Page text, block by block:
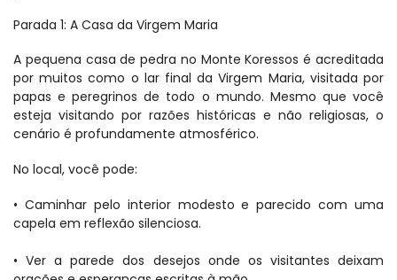
Parada 1: A Casa da Virgem Maria
A pequena casa de pedra no Monte Koressos é acreditada
por muitos como o lar final da Virgem Maria, visitada por
papas e peregrinos de todo o mundo. Mesmo que você
esteja visitando por razões históricas e não religiosas, o
cenário é profundamente atmosférico.
No local, você pode:
• Caminhar pelo interior modesto e parecido com uma
capela em reflexão silenciosa.
• Ver a parede dos desejos onde os visitantes deixam